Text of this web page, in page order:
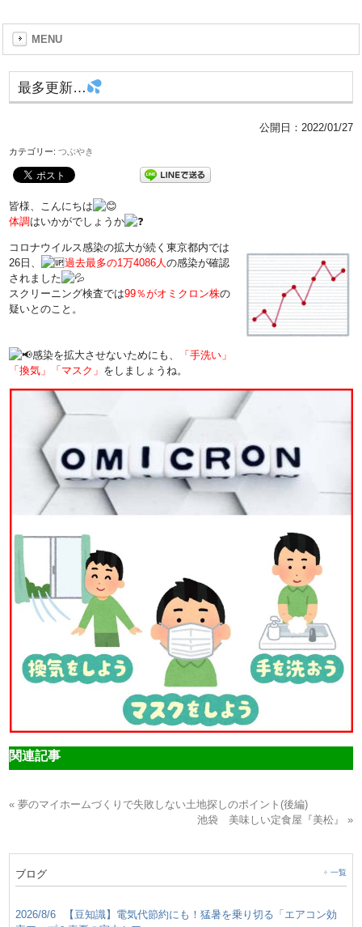
MENU
最多更新…
公開日： 2022/01/27
カテゴリー:つぶやき
皆様、こんにちは
体調はいかがでしょうか
コロナウイルス感染の拡大が続く東京都内では
26日、
過去最多の1万4086人の感染が確認
されました
スクリーニング検査では99％がオミクロン株の
疑いとのこと。
感染を拡大させないためにも、
「手洗い」
「換気」「マスク」 をしましょうね。
関連記事
« 夢のマイホームづくりで失敗しない土地探しのポイント(後編)
池袋 美味しい定食屋『美松』 »
ブログ 一覧
2026/8/6
【豆知識】電気代節約にも！猛暑を乗り切る「エアコン効